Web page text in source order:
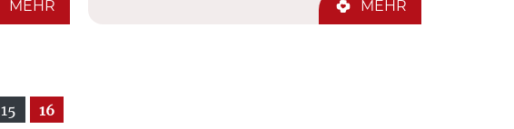
MEHR MEHR
15 16